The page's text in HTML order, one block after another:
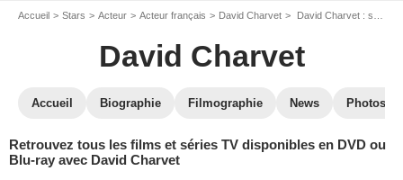
Accueil Stars Acteur Acteur français David Charvet David Charvet : ses Blu-Ray, DVD, VOD, SVOD
David Charvet
Accueil Biographie Filmographie News Photos
Retrouvez tous les films et séries TV disponibles en DVD ou
Blu-ray avec David Charvet